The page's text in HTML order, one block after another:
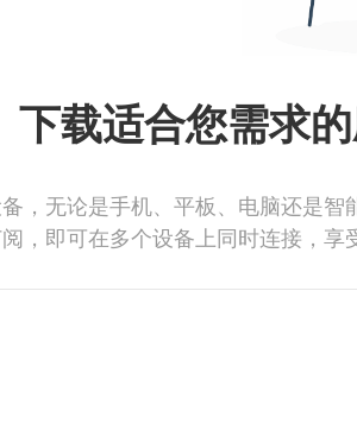
下载适合您需求
，无论是手机、平板、电脑还是智
，即可在多个设备上同时连接，享